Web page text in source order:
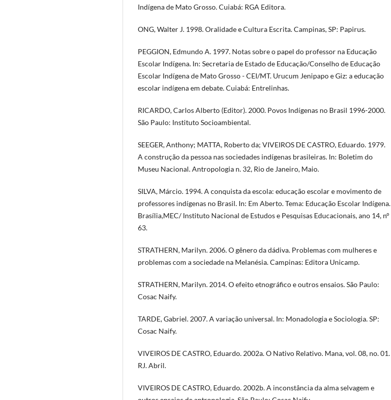
Indígena de Mato Grosso. Cuiabá: RGA Editora.
ONG, Walter J. 1998. Oralidade e Cultura Escrita. Campinas, SP: Papirus.
PEGGION, Edmundo A. 1997. Notas sobre o papel do professor na Educação
Escolar Indígena. In: Secretaria de Estado de Educação/Conselho de Educação
Escolar Indígena de Mato Grosso - CEI/MT. Urucum Jenipapo e Giz: a educação
escolar indígena em debate. Cuiabá: Entrelinhas.
RICARDO, Carlos Alberto (Editor). 2000. Povos Indígenas no Brasil 1996-2000.
São Paulo: Instituto Socioambiental.
SEEGER, Anthony; MATTA, Roberto da; VIVEIROS DE CASTRO, Eduardo. 1979.
A construção da pessoa nas sociedades indígenas brasileiras. In: Boletim do
Museu Nacional. Antropologia n. 32, Rio de Janeiro, Maio.
SILVA, Márcio. 1994. A conquista da escola: educação escolar e movimento de
professores indígenas no Brasil. In: Em Aberto. Tema: Educação Escolar Indígena.
Brasília,MEC/ Instituto Nacional de Estudos e Pesquisas Educacionais, ano 14, n°
63.
STRATHERN, Marilyn. 2006. O gênero da dádiva. Problemas com mulheres e
problemas com a sociedade na Melanésia. Campinas: Editora Unicamp.
STRATHERN, Marilyn. 2014. O efeito etnográfico e outros ensaios. São Paulo:
Cosac Naify.
TARDE, Gabriel. 2007. A variação universal. In: Monadologia e Sociologia. SP:
Cosac Naify.
VIVEIROS DE CASTRO, Eduardo. 2002a. O Nativo Relativo. Mana, vol. 08, no. 01.
RJ. Abril.
VIVEIROS DE CASTRO, Eduardo. 2002b. A inconstância da alma selvagem e